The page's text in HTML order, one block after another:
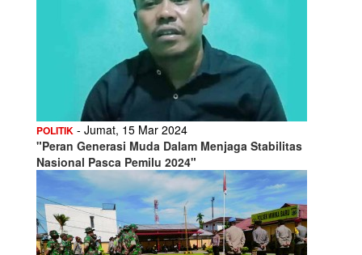
POLITIK - Jumat, 15 Mar 2024
"Peran Generasi Muda Dalam Menjaga Stabilitas
Nasional Pasca Pemilu 2024"